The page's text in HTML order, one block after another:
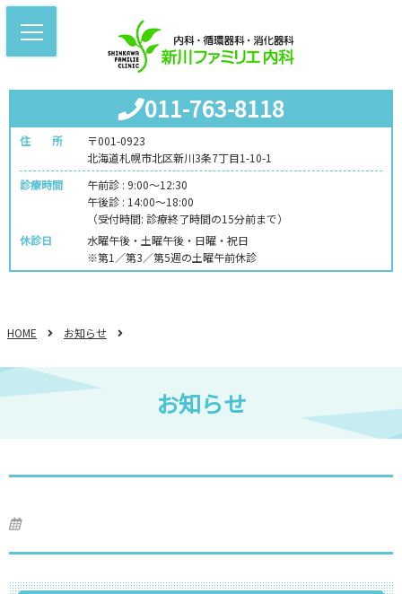
011-763-8118
住 所
〒001-0923
北海道札幌市北区新川3条7丁目1-10-1
診療時間
午前診 : 9:00～12:30
午後診 : 14:00～18:00
（受付時間: 診療終了時間の15分前まで）
休診日
水曜午後・土曜午後・日曜・祝日
※第1／第3／第5週の土曜午前休診
HOME お知らせ
お知らせ